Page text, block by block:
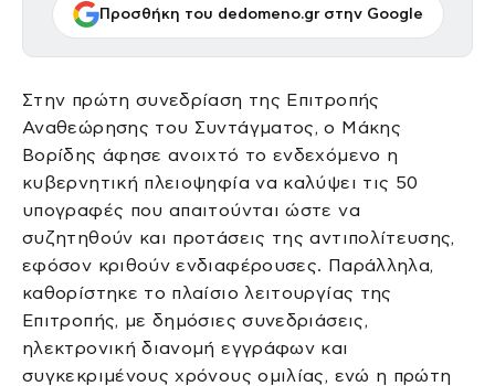
Προσθήκη του dedomeno.gr στην Google
Στην πρώτη συνεδρίαση της Επιτροπής
Αναθεώρησης του Συντάγματος, ο Μάκης
Βορίδης άφησε ανοιχτό το ενδεχόμενο η
κυβερνητική πλειοψηφία να καλύψει τις 50
υπογραφές που απαιτούνται ώστε να
συζητηθούν και προτάσεις της αντιπολίτευσης,
εφόσον κριθούν ενδιαφέρουσες. Παράλληλα,
καθορίστηκε το πλαίσιο λειτουργίας της
Επιτροπής, με δημόσιες συνεδριάσεις,
ηλεκτρονική διανομή εγγράφων και
συγκεκριμένους χρόνους ομιλίας, ενώ η πρώτη